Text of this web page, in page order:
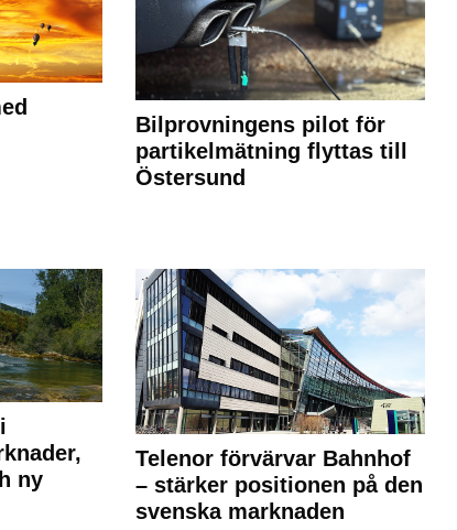
Bilprovningens pilot för
partikelmätning flyttas till
Östersund
ny
Telenor förvärvar Bahnhof
– stärker positionen på den
svenska marknaden